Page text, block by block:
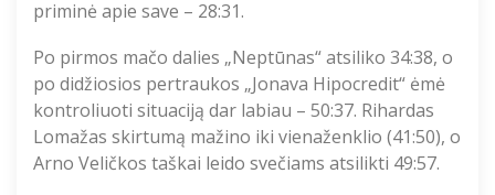
priminė apie save – 28:31.
Po pirmos mačo dalies „Neptūnas“ atsiliko 34:38, o
po didžiosios pertraukos „Jonava Hipocredit“ ėmė
kontroliuoti situaciją dar labiau – 50:37. Rihardas
Lomažas skirtumą mažino iki vienaženklio (41:50), o
Arno Veličkos taškai leido svečiams atsilikti 49:57.